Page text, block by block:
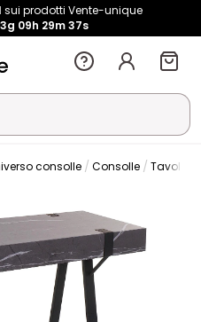
sui prodotti Vente-unique
09h 29m37s
consolle Consolle Tavolo